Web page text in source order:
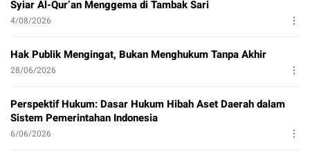
Syiar Al-Qur’an Menggema di Tambak Sari
4/08/2026
Hak Publik Mengingat, Bukan Menghukum Tanpa Akhir
28/06/2026
Perspektif Hukum: Dasar Hukum Hibah Aset Daerah dalam
Sistem Pemerintahan Indonesia
6/06/2026